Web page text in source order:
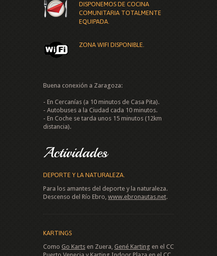
DISPONEMOS DE COCINA
COMUNITARIA TOTALMENTE
EQUIPADA.
ZONA WIFI DISPONIBLE.
Buena conexión a Zaragoza:
- En Cercanías (a 10 minutos de Casa Pita).
- Autobuses a la Ciudad cada 10 minutos.
- En Coche se tarda unos 15 minutos (12km
distancia).
Actividades
DEPORTE Y LA NATURALEZA.
Para los amantes del deporte y la naturaleza.
Descenso del Río Ebro, www.ebronautas.net.
KARTINGS
Como Go Karts en Zuera, Gené Karting en el CC